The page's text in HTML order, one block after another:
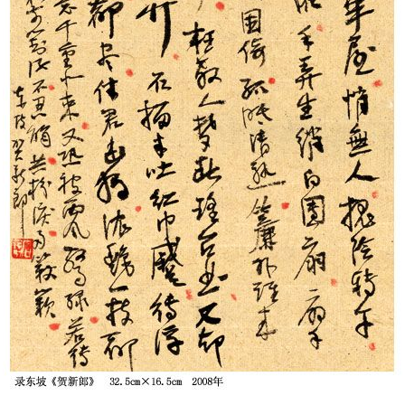
央博 非遗 文化 旅游 科普 健康 乐龄 阅读
云起 超级工厂 智敬中国 全民健康 颜选攻略 海洋
热播榜 总台企业白名单